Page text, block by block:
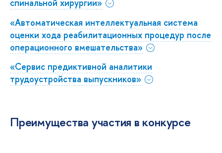
спинальной хирургии»
«Автоматическая интеллектуальная система
оценки хода реабилитационных процедур после
операционного вмешательства»
«Сервис предиктивной аналитики
трудоустройства выпускников»
Преимущества участия в конкурсе